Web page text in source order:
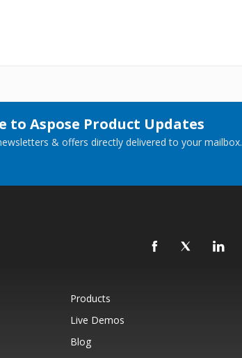
to Aspose Product Updates
& offers directly delivered to your mailbox.
Products
Live Demos
Blog